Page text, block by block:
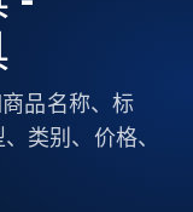
品名称、标
类别、价格、